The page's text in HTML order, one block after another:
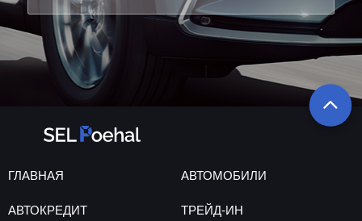
ГЛАВНАЯ АВТОМОБИЛИ
АВТОКРЕДИТ ТРЕЙД-ИН